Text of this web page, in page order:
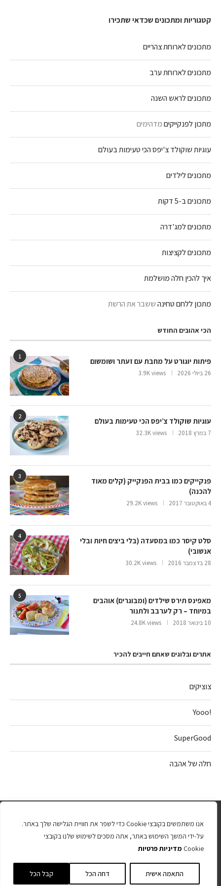
אנו משתמשים בקובצי Cookie כדי לשפר את חוויית הגלישה שלך באתר.
על-ידי המשך השימוש באתר, אתה מסכים לשימוש שלנו בקובצי
Cookie מדיניות פרטיות
התאמה אישית דחה הכל קבל הכל
קטגוריות ומתכונים שכדאי שתכירו
מתכונים לארוחת צהריים
מתכונים לארוחת ערב
מתכונים לראש השנה
מתכון לפנקייקיםמדהימים
עוגיות שוקולד צ'יפס הכי טעימות בעולם
מתכונים לילדים
מתכונים ב-5 דקות
מתכונים למג'דרה
מתכונים לקציצות
איך להכין חלה מושלמת
מתכון ללחם טחינהששבר את הרשת
הכי אהובים החודש
1
פיתות יוגורט על מחבת עם זעתר ושומשום
26 ביולי 2026 3.9K views
2
עוגיות שוקולד צ’יפס הכי טעימות בעולם
7 במרץ 2018 32.3K views
3
פנקייקים כמו בבית הפנקייק (קלים מאוד
להכנה)
4 באוקטובר 2017 29.2K views
4
סלט קיסר כמו במסעדה (בלי ביצים חיות ובלי
אנשובי)
28 בדצמבר 2016 30.2K views
5
מאפינס תירס שילדים (ומבוגרים) אוהבים
במיוחד – רק לערבב ולתנור
10 בינואר 2018 24.8K views
אתרים ובלוגים שאתם חייבים להכיר
צוציקים
!Yooo
SuperGood
חלה של אהבה